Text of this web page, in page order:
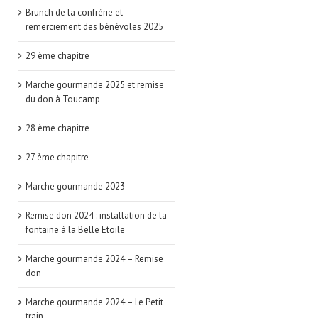
Brunch de la confrérie et
remerciement des bénévoles 2025
29 ème chapitre
Marche gourmande 2025 et remise
du don à Toucamp
28 ème chapitre
27 ème chapitre
Marche gourmande 2023
Remise don 2024 : installation de la
fontaine à la Belle Etoile
Marche gourmande 2024 – Remise
don
Marche gourmande 2024 – Le Petit